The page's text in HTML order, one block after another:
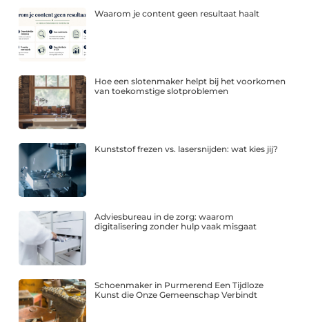
Waarom je content geen resultaat haalt
Hoe een slotenmaker helpt bij het voorkomen
van toekomstige slotproblemen
Kunststof frezen vs. lasersnijden: wat kies jij?
Adviesbureau in de zorg: waarom
digitalisering zonder hulp vaak misgaat
Schoenmaker in Purmerend Een Tijdloze
Kunst die Onze Gemeenschap Verbindt